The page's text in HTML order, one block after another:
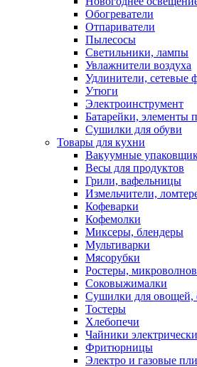
Обогреватели
Отпариватели
Пылесосы
Светильники, лампы
Увлажнители воздуха
Удлинители, сетевые
Утюги
Электроинструмент
Батарейки, элементы
Сушилки для обуви
Товары для кухни
Вакуумные
Весы для продуктов
Грили, вафельницы
Измельчители,
Кофеварки
Кофемолки
Миксеры, блендеры
Мультиварки
Мясорубки
Ростеры,
Соковыжималки
Сушилки для овощей,
Тостеры
Хлебопечи
Чайники
Фритюрницы
Электро и газовые